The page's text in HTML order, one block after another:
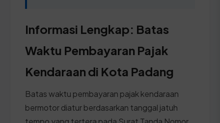
Informasi Lengkap: Batas
Waktu Pembayaran Pajak
Kendaraan di Kota Padang
Batas waktu pembayaran pajak kendaraan
bermotor diatur berdasarkan tanggal jatuh